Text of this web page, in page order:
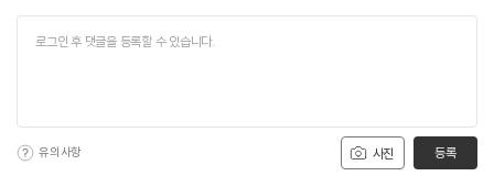
사진
유의사항 등록